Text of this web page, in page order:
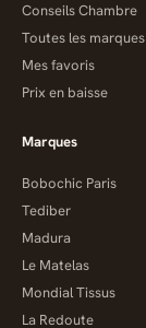
Conseils Chambre
Toutes les marques
Mes favoris
Prix en baisse
Marques
Bobochic Paris
Tediber
Madura
Le Matelas
Mondial Tissus
La Redoute